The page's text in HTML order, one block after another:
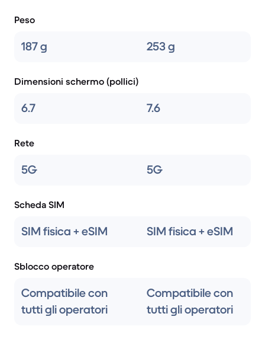
Peso
187 g 253 g
Dimensioni schermo (pollici)
6.7 7.6
Rete
5G 5G
Scheda SIM
SIM fisica + eSIM SIM fisica + eSIM
Sblocco operatore
Compatibile con
tutti gli operatori
Compatibile con
tutti gli operatori